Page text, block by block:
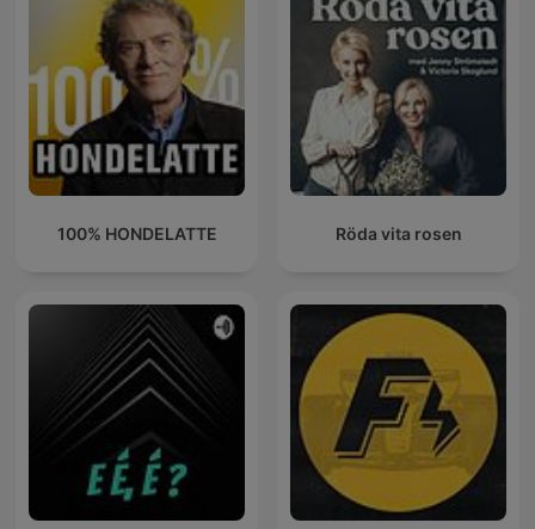
100% HONDELATTE Röda vita rosen